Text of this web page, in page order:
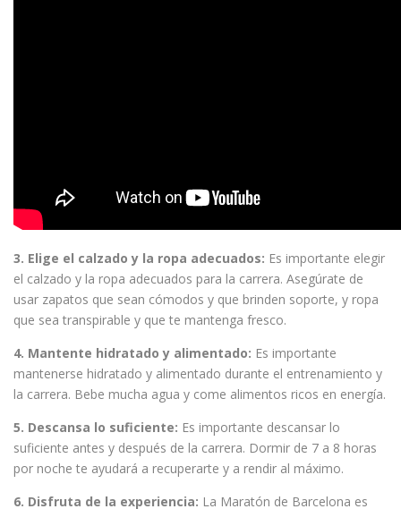
3. Elige el calzado y la ropa adecuados: Es importante elegir
el calzado y la ropa adecuados para la carrera. Asegúrate de
usar zapatos que sean cómodos y que brinden soporte, y ropa
que sea transpirable y que te mantenga fresco.
4. Mantente hidratado y alimentado: Es importante
mantenerse hidratado y alimentado durante el entrenamiento y
la carrera. Bebe mucha agua y come alimentos ricos en energía.
5. Descansa lo suficiente: Es importante descansar lo
suficiente antes y después de la carrera. Dormir de 7 a 8 horas
por noche te ayudará a recuperarte y a rendir al máximo.
6. Disfruta de la experiencia: La Maratón de Barcelona es